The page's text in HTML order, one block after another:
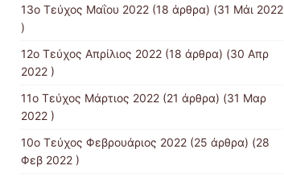
13ο Τεύχος Μαΐου 2022(18 άρθρα) (31 Μάι 2022
)
12ο Τεύχος Απρίλιος 2022(18 άρθρα) (30 Απρ
2022 )
11o Tεύχος Μάρτιος 2022(21 άρθρα) (31 Μαρ
2022 )
10o Tεύχος Φεβρουάριος 2022(25 άρθρα) (28
Φεβ 2022 )